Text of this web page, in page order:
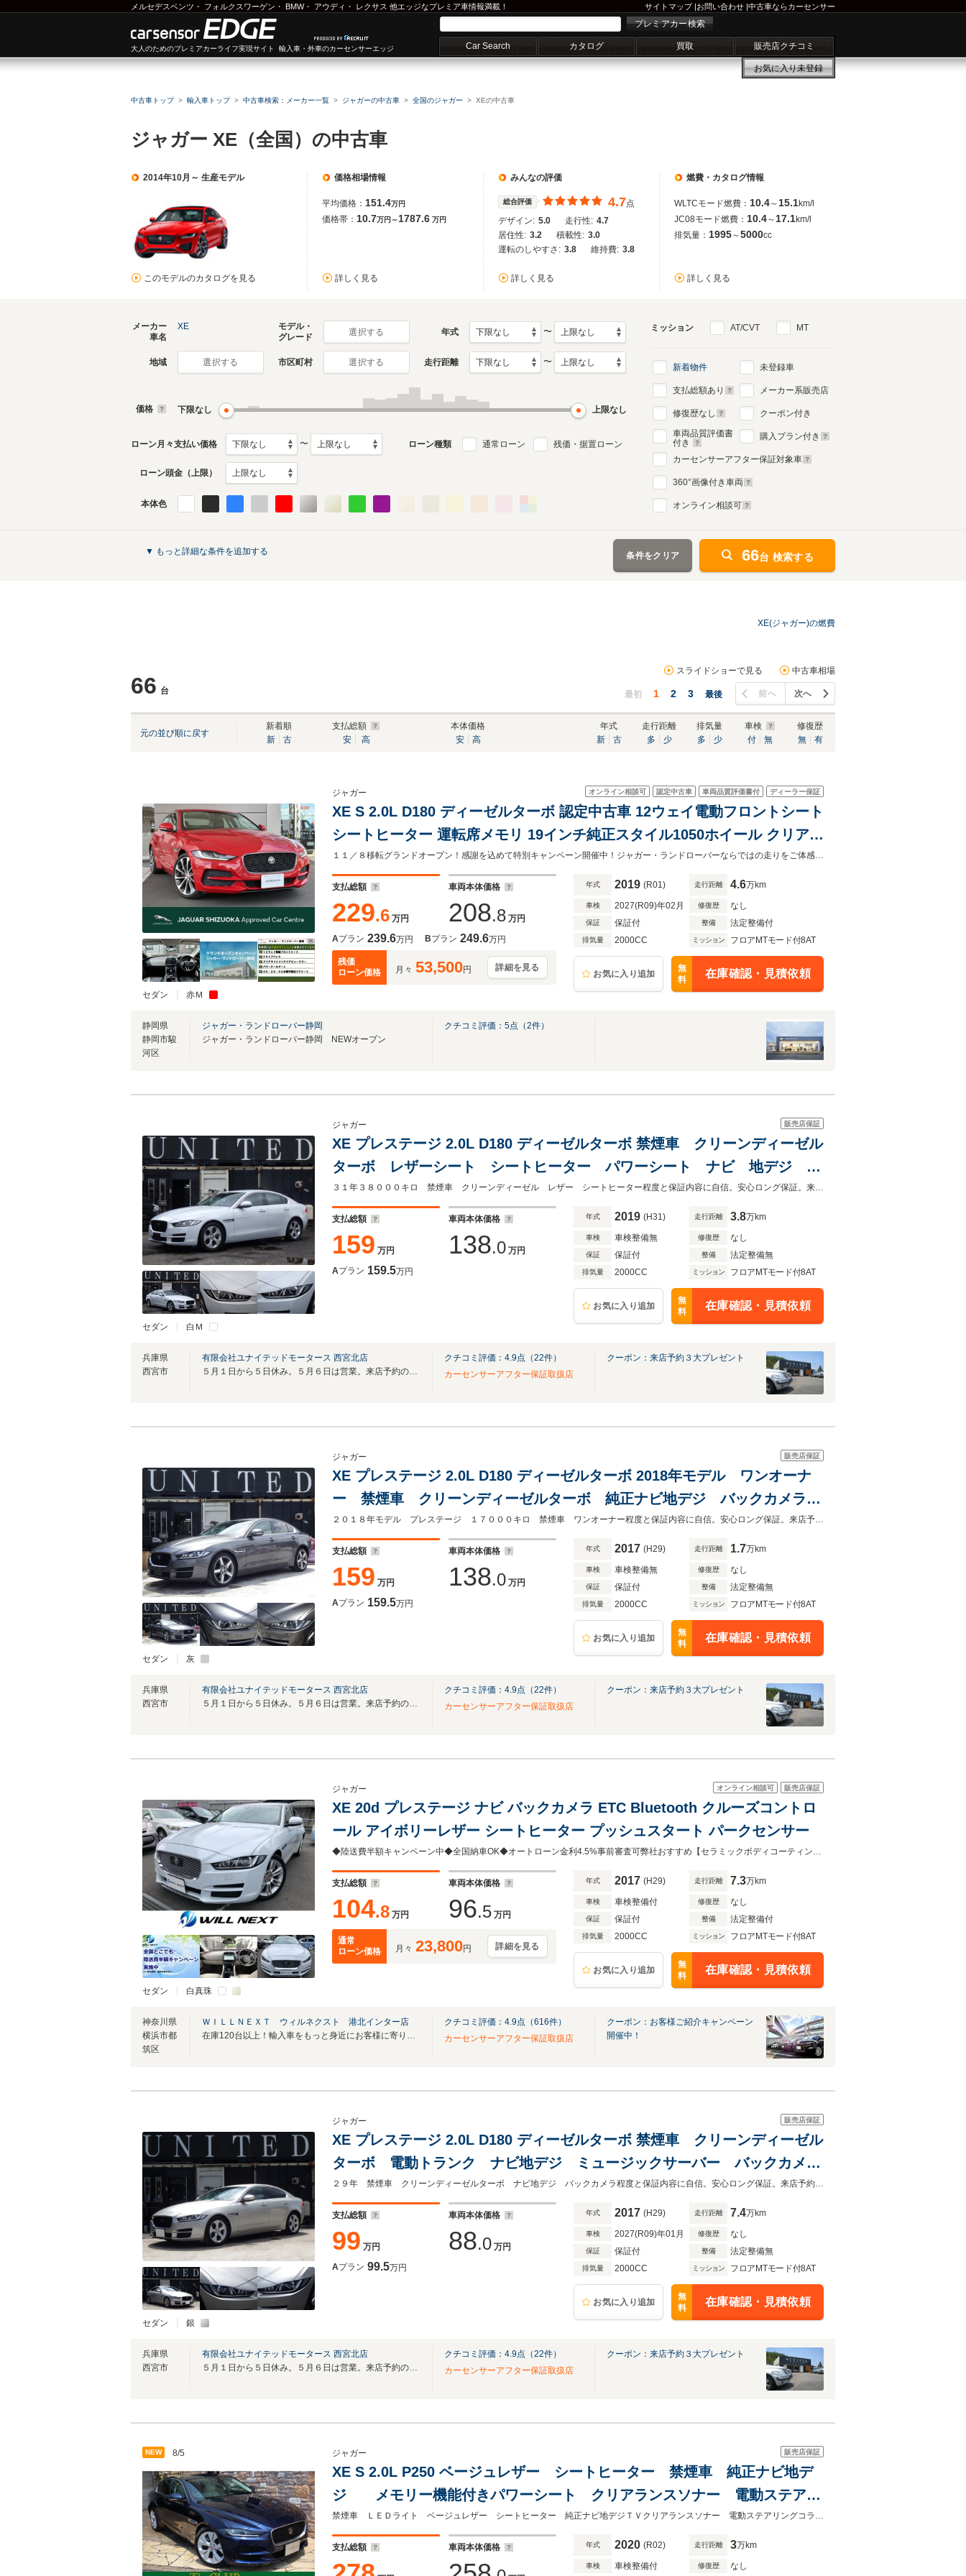
メルセデスベンツ ・ フォルクスワーゲン ・ BMW・ アウディ ・ レクサス 他エッジなプレミア車情報満載！ サイトマップ|お問い合わせ |中古車ならカーセンサー
大人のためのプレミアカーライフ実現サイト 輸入車・外車のカーセンサーエッジ
プレミアカー検索
Car Search カタログ 買取 販売店クチコミ
お気に入り未登録
中古車トップ 輸入車トップ 中古車検索：メーカー一覧 ジャガーの中古車 全国のジャガー XEの中古車
ジャガー XE（全国）の中古車
2014年10月～ 生産モデル
このモデルのカタログを見る
価格相場情報
平均価格： 151.4万円
価格帯： 10.7万円～1787.6 万円
詳しく見る
みんなの評価
総合評価 4.7点
デザイン: 5.0 走行性: 4.7
居住性: 3.2 積載性: 3.0
運転のしやすさ: 3.8 維持費: 3.8
詳しく見る
燃費・カタログ情報
WLTCモード燃費： 10.4～ 15.1km/l
JC08モード燃費： 10.4～ 17.1km/l
排気量： 1995～5000cc
詳しく見る
メーカー
車名
XE
モデル・
グレード
選択する 年式 〜
地域 選択する 市区町村 選択する 走行距離 〜
価格 下限なし 上限なし
ローン月々支払い価格 〜 ローン種類 通常ローン 残価・据置ローン
ローン頭金（上限）
本体色
ミッション AT/CVT MT
新着物件
支払総額あり
修復歴なし
車両品質評価書
付き
未登録車
メーカー系販売店
クーポン付き
購入プラン付き
カーセンサーアフター保証対象車
360°画像付き車両
オンライン相談可
▼ もっと詳細な条件を追加する 条件をクリア 66台 検索する
XE(ジャガー)の燃費
66 台
スライドショーで見る 中古車相場
最初 1 2 3 最後 前へ 次へ
元の並び順に戻す
新着順
新
古
支払総額
安
高
本体価格
安
高
年式
新
古
走行距離
多
少
排気量
多
少
車検
付
無
修復歴
無
有
セダン 赤Ｍ
オンライン相談可 認定中古車 車両品質評価書付 ディーラー保証
ジャガー
XE S 2.0L D180 ディーゼルターボ 認定中古車 12ウェイ電動フロントシート
シートヒーター 運転席メモリ 19インチ純正スタイル1050ホイール クリアサ
イトインテリアビューミラー ドライブパック パワーテールゲート
１１／８移転グランドオープン！感謝を込めて特別キャンペーン開催中！ジャガー・ランドローバーならではの走りをご体感頂けます。ご試乗希望の方はご連絡ください。
支払総額
229.6 万円
車両本体価格
208.8 万円
Aプラン 239.6万円 Bプラン 249.6万円
残価
ローン価格
月々 53,500円 詳細を見る
年式 2019 (R01) 走行距離 4.6万km
車検 2027(R09)年02月 修復歴 なし
保証 保証付 整備 法定整備付
排気量 2000CC ミッション フロアMTモード付8AT
お気に入り追加
無
料
在庫確認・見積依頼
静岡県
静岡市駿
河区
ジャガー・ランドローバー静岡
ジャガー・ランドローバー静岡 NEWオープン
クチコミ評価： 5点（2件）
セダン 白Ｍ
販売店保証
ジャガー
XE プレステージ 2.0L D180 ディーゼルターボ 禁煙車 クリーンディーゼル
ターボ レザーシート シートヒーター パワーシート ナビ 地デジ バ
ックカメラ コーナーセンサー ACC スマートキー メリディアンサウン
ド 安心ロング保証
３１年３８０００キロ 禁煙車 クリーンディーゼル レザー シートヒーター程度と保証内容に自信。安心ロング保証。来店予約即決特典あり。来店予約後にご来店下さい
支払総額
159 万円
車両本体価格
138.0 万円
Aプラン 159.5万円
年式 2019 (H31) 走行距離 3.8万km
車検 車検整備無 修復歴 なし
保証 保証付 整備 法定整備無
排気量 2000CC ミッション フロアMTモード付8AT
お気に入り追加
無
料
在庫確認・見積依頼
兵庫県
西宮市
有限会社ユナイテッドモータース 西宮北店
５月１日から５日休み。５月６日は営業。来店予約の無い来店はお断り。値引きなし宣言
クチコミ評価： 4.9点（22件）
カーセンサーアフター保証取扱店
クーポン：来店予約３大プレゼント
セダン 灰
販売店保証
ジャガー
XE プレステージ 2.0L D180 ディーゼルターボ 2018年モデル ワンオーナ
ー 禁煙車 クリーンディーゼルターボ 純正ナビ地デジ バックカメラ
コーナーセンサー ACC スマートキー ドラレコ レザーシート パワー
シート 安心ロング保証
２０１８年モデル プレステージ １７０００キロ 禁煙車 ワンオーナー程度と保証内容に自信。安心ロング保証。来店予約即決特典あり。来店予約後にご来店下さい
支払総額
159 万円
車両本体価格
138.0 万円
Aプラン 159.5万円
年式 2017 (H29) 走行距離 1.7万km
車検 車検整備無 修復歴 なし
保証 保証付 整備 法定整備無
排気量 2000CC ミッション フロアMTモード付8AT
お気に入り追加
無
料
在庫確認・見積依頼
兵庫県
西宮市
有限会社ユナイテッドモータース 西宮北店
５月１日から５日休み。５月６日は営業。来店予約の無い来店はお断り。値引きなし宣言
クチコミ評価： 4.9点（22件）
カーセンサーアフター保証取扱店
クーポン：来店予約３大プレゼント
セダン 白真珠
オンライン相談可 販売店保証
ジャガー
XE 20d プレステージ ナビ バックカメラ ETC Bluetooth クルーズコントロ
ール アイボリーレザー シートヒーター プッシュスタート パークセンサー
◆陸送費半額キャンペーン中◆全国納車OK◆オートローン金利4.5%事前審査可弊社おすすめ【セラミックボディコーティング】 ございます！是非この機会にご検討ください！
支払総額
104.8 万円
車両本体価格
96.5 万円
通常
ローン価格
月々 23,800円 詳細を見る
年式 2017 (H29) 走行距離 7.3万km
車検 車検整備付 修復歴 なし
保証 保証付 整備 法定整備付
排気量 2000CC ミッション フロアMTモード付8AT
お気に入り追加
無
料
在庫確認・見積依頼
神奈川県
横浜市都
筑区
ＷＩＬＬＮＥＸＴ ウィルネクスト 港北インター店
在庫120台以上！輸入車をもっと身近にお客様に寄り添ったご提案を致します。
クチコミ評価： 4.9点（616件）
カーセンサーアフター保証取扱店
クーポン：お客様ご紹介キャンペーン
開催中！
セダン 銀
販売店保証
ジャガー
XE プレステージ 2.0L D180 ディーゼルターボ 禁煙車 クリーンディーゼル
ターボ 電動トランク ナビ地デジ ミュージックサーバー バックカメ
ラ コーナーセンサー ドラレコ スマートキー スポーツモード切替 レ
ザーシート パワーシート 安心ロング保証
２９年 禁煙車 クリーンディーゼルターボ ナビ地デジ バックカメラ程度と保証内容に自信。安心ロング保証。来店予約即決特典あり。来店予約後にご来店下さい
支払総額
99 万円
車両本体価格
88.0 万円
Aプラン 99.5万円
年式 2017 (H29) 走行距離 7.4万km
車検 2027(R09)年01月 修復歴 なし
保証 保証付 整備 法定整備無
排気量 2000CC ミッション フロアMTモード付8AT
お気に入り追加
無
料
在庫確認・見積依頼
兵庫県
西宮市
有限会社ユナイテッドモータース 西宮北店
５月１日から５日休み。５月６日は営業。来店予約の無い来店はお断り。値引きなし宣言
クチコミ評価： 4.9点（22件）
カーセンサーアフター保証取扱店
クーポン：来店予約３大プレゼント
NEW 8/5 販売店保証
ジャガー
XE S 2.0L P250 ベージュレザー シートヒーター 禁煙車 純正ナビ地デ
ジ メモリー機能付きパワーシート クリアランスソナー 電動ステアリ
ングコラム 純正18インチアルミ バックカメラ ドライブレコーダー前
後 キーレス
禁煙車 ＬＥＤライト ベージュレザー シートヒーター 純正ナビ地デジＴＶクリアランスソナー 電動ステアリングコラム ドライブレコーダー前後 バックカメラ 純正１８インチＡＷ
支払総額 車両本体価格 年式 2020 (R02) 走行距離 3万km
車検 車検整備付 修復歴 なし